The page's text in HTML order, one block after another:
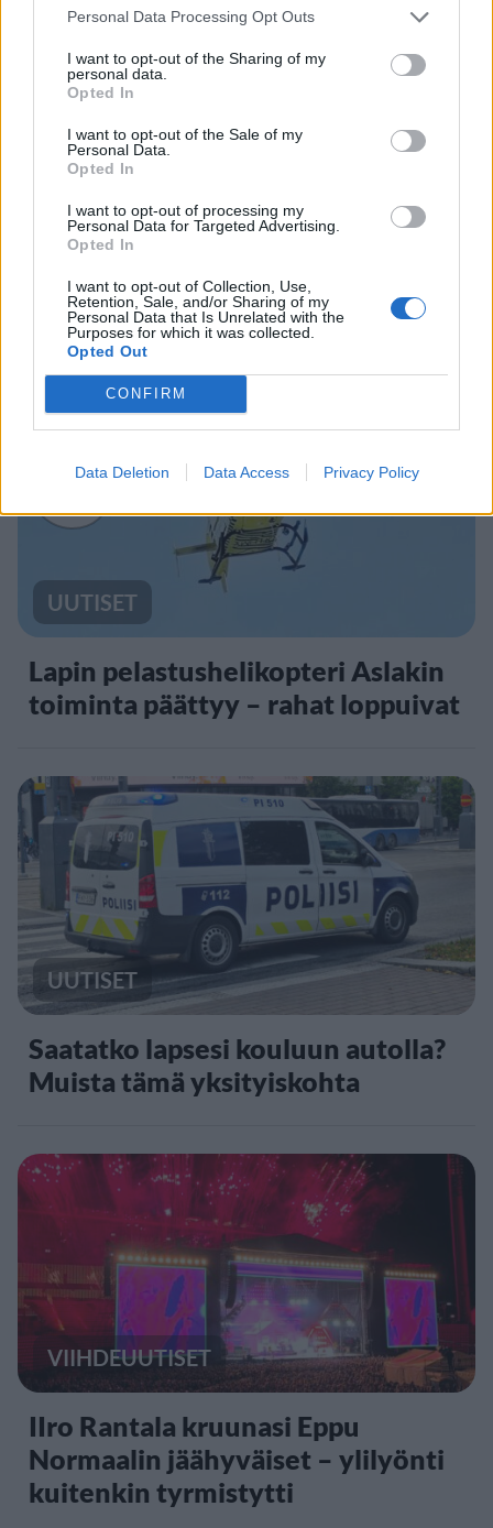
Personal Data Processing Opt Outs
I want to opt-out of the Sharing of my
personal data.
Opted In
I want to opt-out of the Sale of my
Personal Data.
Opted In
I want to opt-out of processing my
Personal Data for Targeted Advertising.
Opted In
I want to opt-out of Collection, Use,
Retention, Sale, and/or Sharing of my
Personal Data that Is Unrelated with the
Purposes for which it was collected.
Opted Out
CONFIRM
Data Deletion Data Access Privacy Policy
4
UUTISET
Kela muuttaa terapiakäytäntöä
5
UUTISET
Lapin pelastushelikopteri Aslakin
toiminta päättyy – rahat loppuivat
UUTISET
Saatatko lapsesi kouluun autolla?
Muista tämä yksityiskohta
VIIHDEUUTISET
IIro Rantala kruunasi Eppu
Normaalin jäähyväiset – ylilyönti
kuitenkin tyrmistytti